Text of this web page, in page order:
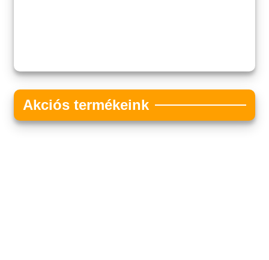
Akciós termékeink